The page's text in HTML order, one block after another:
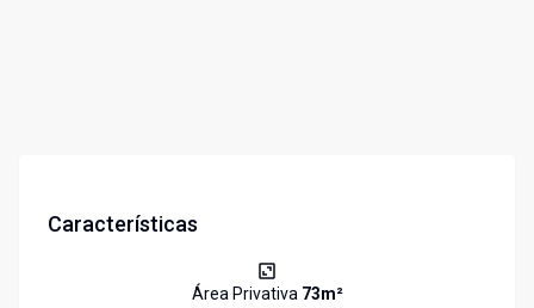
Características
Área Privativa 73m²